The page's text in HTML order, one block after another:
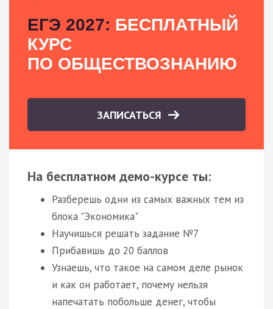
ЕГЭ 2027: БЕСПЛАТНЫЙ
КУРС
ПО ОБЩЕСТВОЗНАНИЮ
ЗАПИСАТЬСЯ
На бесплатном демо-курсе ты:
Разберешь одни из самых важных тем из
блока "Экономика"
Научишься решать задание №7
Прибавишь до 20 баллов
Узнаешь, что такое на самом деле рынок
и как он работает, почему нельзя
напечатать побольше денег, чтобы